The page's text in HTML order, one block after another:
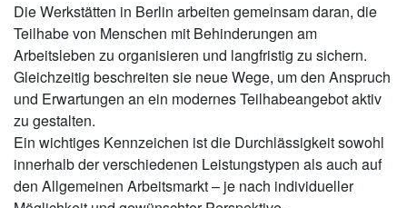
Die Werkstätten in Berlin arbeiten gemeinsam daran, die
Teilhabe von Menschen mit Behinderungen am
Arbeitsleben zu organisieren und langfristig zu sichern.
Gleichzeitig beschreiten sie neue Wege, um den Anspruch
und Erwartungen an ein modernes Teilhabeangebot aktiv
zu gestalten.
Ein wichtiges Kennzeichen ist die Durchlässigkeit sowohl
innerhalb der verschiedenen Leistungstypen als auch auf
den Allgemeinen Arbeitsmarkt – je nach individueller